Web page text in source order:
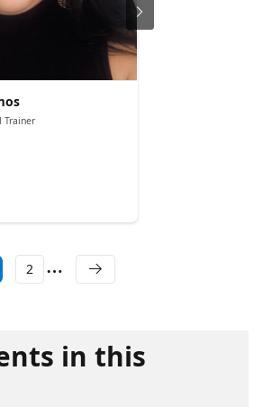
Trainer
2
in this